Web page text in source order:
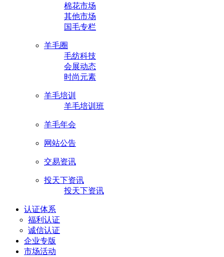
棉花市场
其他市场
国毛专栏
羊毛圈
毛纺科技
会展动态
时尚元素
羊毛培训
羊毛培训班
羊毛年会
网站公告
交易资讯
投天下资讯
投天下资讯
认证体系
福利认证
诚信认证
企业专版
市场活动